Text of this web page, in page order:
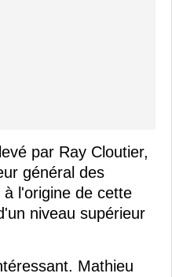
par Ray Cloutier,
général des
l'origine de cette
niveau supérieur
Mathieu